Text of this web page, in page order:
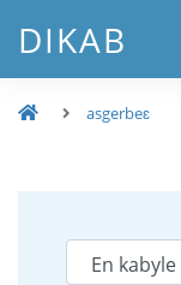
DIKAB
asgerbeɛ